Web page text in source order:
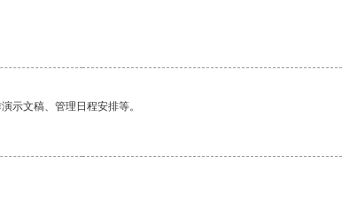
示文稿、管理日程安排等。